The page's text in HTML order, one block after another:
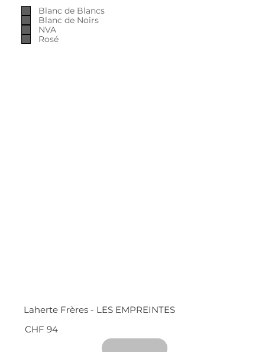
Laherte Frères - LES EMPREINTES
CHF 94
Blanc de Blancs
Blanc de Noirs
NVA
Rosé